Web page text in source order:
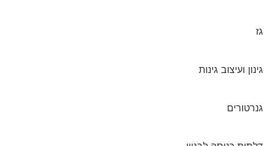
גז
גינון ועיצוב גינות
גנרטורים